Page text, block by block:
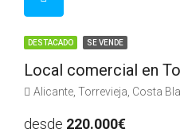
DESTACADO SE VENDE
Local comercial en
Alicante, Torrevieja, Costa
desde 220.000€